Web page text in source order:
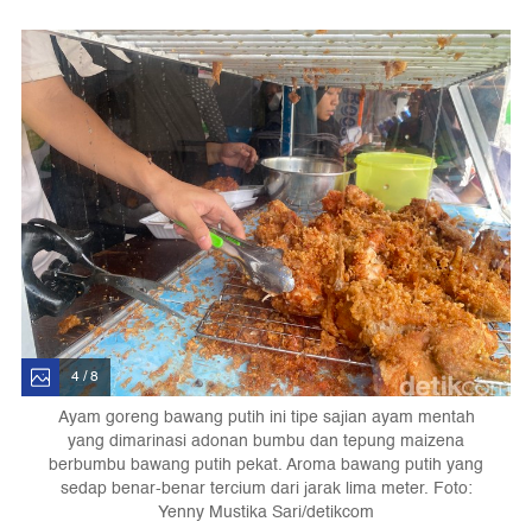
4 / 8
Ayam goreng bawang putih ini tipe sajian ayam mentah
yang dimarinasi adonan bumbu dan tepung maizena
berbumbu bawang putih pekat. Aroma bawang putih yang
sedap benar-benar tercium dari jarak lima meter. Foto:
Yenny Mustika Sari/detikcom